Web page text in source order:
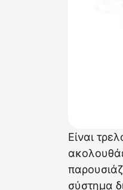
Είναι
σύστημα